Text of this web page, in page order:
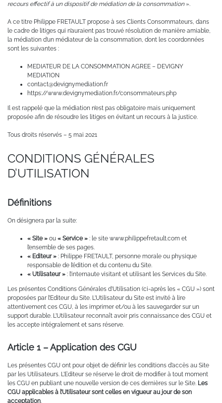
recours effectif à un dispositif de médiation de la consommation».
A ce titre Philippe FRETAULT propose à ses Clients Consommateurs, dans
le cadre de litiges qui n’auraient pas trouvé résolution de manière amiable,
la médiation d’un médiateur de la consommation, dont les coordonnées
sont les suivantes :
MEDIATEUR DE LA CONSOMMATION AGREE – DEVIGNY
MEDIATION
contact@devignymediation.fr
https://www.devignymediation.fr/consommateurs.php
Il est rappelé que la médiation n’est pas obligatoire mais uniquement
proposée afin de résoudre les litiges en évitant un recours à la justice.
Tous droits réservés – 5 mai 2021
CONDITIONS GÉNÉRALES
D’UTILISATION
Définitions
On désignera par la suite:
« Site » ou « Service » : le site www.philippefretault.com et
l’ensemble de ses pages.
« Editeur » : Philippe FRETAULT, personne morale ou physique
responsable de l’édition et du contenu du Site.
« Utilisateur » : l’internaute visitant et utilisant les Services du Site.
Les présentes Conditions Générales d’Utilisation (ci-après les « CGU ») sont
proposées par l’Editeur du Site. L’Utilisateur du Site est invité à lire
attentivement ces CGU, à les imprimer et/ou à les sauvegarder sur un
support durable. L’Utilisateur reconnaît avoir pris connaissance des CGU et
les accepte intégralement et sans réserve.
Article 1 – Application des CGU
Les présentes CGU ont pour objet de définir les conditions d’accès au Site
par les Utilisateurs. L’Editeur se réserve le droit de modifier à tout moment
les CGU en publiant une nouvelle version de ces dernières sur le Site. Les
CGU applicables à l’Utilisateur sont celles en vigueur au jour de son
acceptation.